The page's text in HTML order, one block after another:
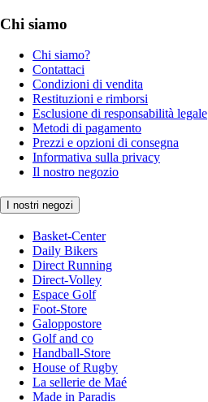
Chi siamo
Chi siamo?
Contattaci
Condizioni di vendita
Restituzioni e rimborsi
Esclusione di responsabilità legale
Metodi di pagamento
Prezzi e opzioni di consegna
Informativa sulla privacy
Il nostro negozio
I nostri negozi
Basket-Center
Daily Bikers
Direct Running
Direct-Volley
Espace Golf
Foot-Store
Galoppostore
Golf and co
Handball-Store
House of Rugby
La sellerie de Maé
Made in Paradis